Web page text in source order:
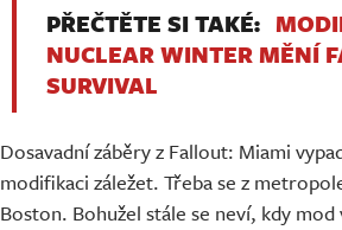
PŘEČTĚTE SI TAKÉ:
NUCLEAR WINTER MĚNÍ
SURVIVAL
Dosavadní záběry z Fallout: Miami
modifikaci záležet. Třeba se z
Boston. Bohužel stále se neví, kdy mod